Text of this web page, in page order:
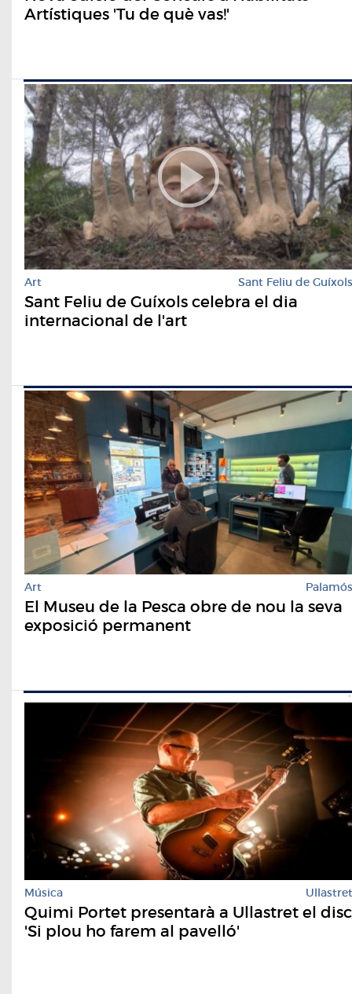
Artístiques 'Tu de què vas!'
Art Sant Feliu de Guíxols
Sant Feliu de Guíxols celebra el dia
internacional de l'art
Art Palamós
El Museu de la Pesca obre de nou la seva
exposició permanent
Música Ullastret
Quimi Portet presentarà a Ullastret el disc
'Si plou ho farem al pavelló'